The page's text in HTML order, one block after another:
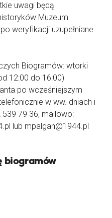
uwagi będą
Muzeum
weryfikacji uzupełniane
Biogramów: wtorki
12:00 do 16:00)
po wcześniejszym
w ww. dniach i
79 36, mailowo:
lub mpalgan@1944.pl
biogramów